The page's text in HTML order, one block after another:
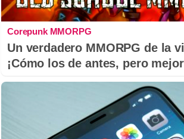
Corepunk MMORPG
Un verdadero MMORPG de la
¡Cómo los de antes, pero